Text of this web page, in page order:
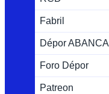
Fabril
Dépor ABANCA
Foro Dépor
Patreon